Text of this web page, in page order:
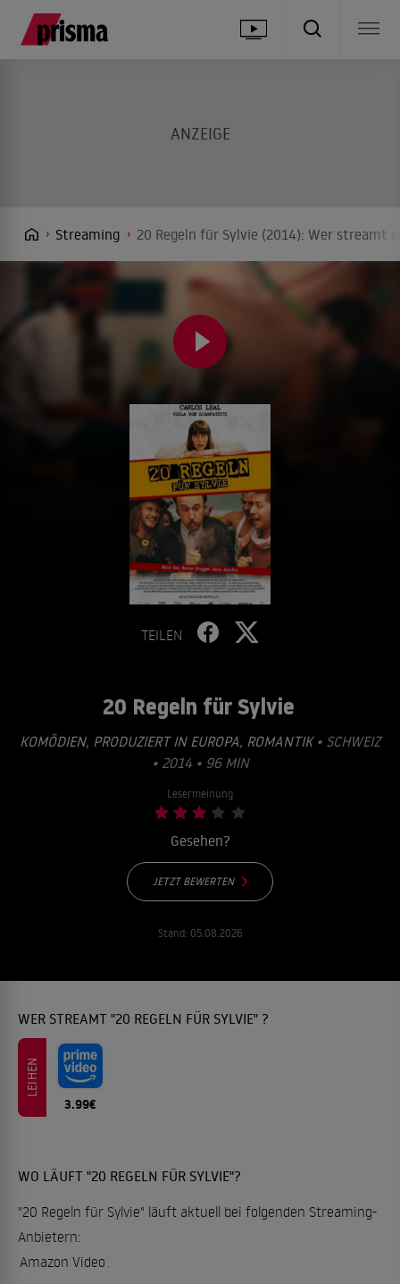
Streaming 20 Regeln für Sylvie (2014): Wer streamt
TEILEN
20 Regeln für Sylvie
KOMÖDIEN, PRODUZIERT IN EUROPA, ROMANTIK• SCHWEIZ
• 2014 • 96 MIN
Lesermeinung
Gesehen?
JETZT BEWERTEN
Stand: 05.08.2026
WER STREAMT "20 REGELN FÜR SYLVIE" ?
LEIHEN
3.99€
WO LÄUFT "20 REGELN FÜR SYLVIE"?
"20 Regeln für Sylvie" läuft aktuell bei folgenden Streaming-
Anbietern:
Amazon Video .